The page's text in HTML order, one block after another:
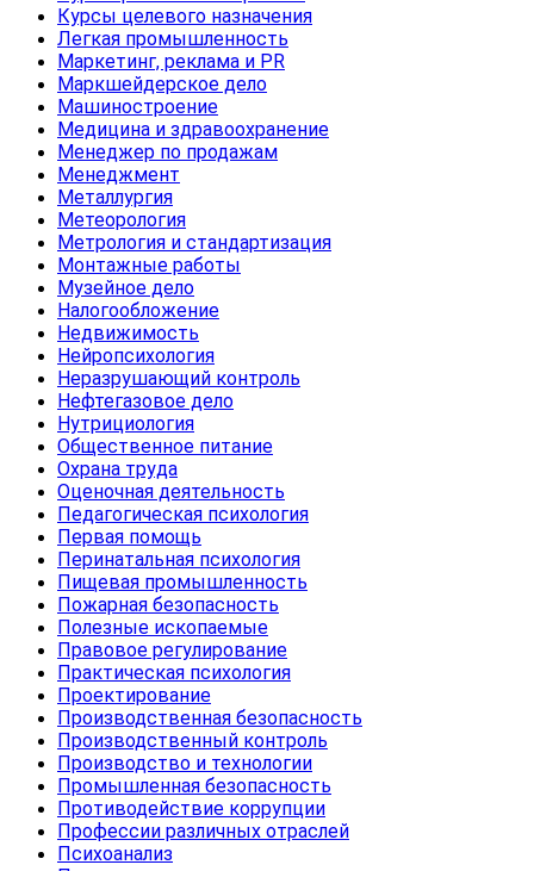
Курсы целевого назначения
Легкая промышленность
Маркетинг, реклама и PR
Маркшейдерское дело
Машиностроение
Медицина и здравоохранение
Менеджер по продажам
Менеджмент
Металлургия
Метеорология
Метрология и стандартизация
Монтажные работы
Музейное дело
Налогообложение
Недвижимость
Нейропсихология
Неразрушающий контроль
Нефтегазовое дело
Нутрициология
Общественное питание
Охрана труда
Оценочная деятельность
Педагогическая психология
Первая помощь
Перинатальная психология
Пищевая промышленность
Пожарная безопасность
Полезные ископаемые
Правовое регулирование
Практическая психология
Проектирование
Производственная безопасность
Производственный контроль
Производство и технологии
Промышленная безопасность
Противодействие коррупции
Профессии различных отраслей
Психоанализ